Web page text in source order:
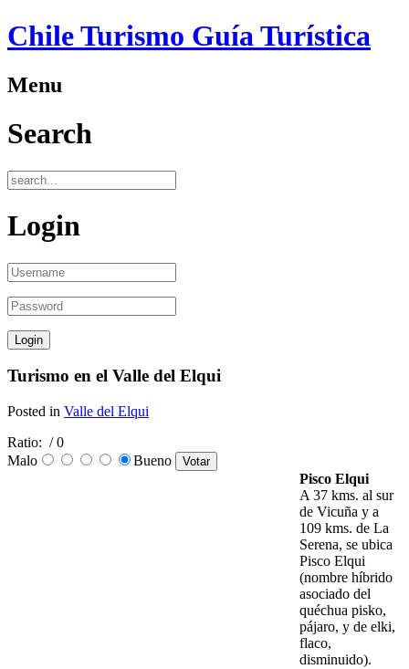
Chile Turismo Guía Turística
Menu
Search
Login
Turismo en el Valle del Elqui
Posted in Valle del Elqui
Ratio: / 0
Malo
Bueno
Pisco Elqui
A 37 kms. al sur
de Vicuña y a
109 kms. de La
Serena, se ubica
Pisco Elqui
(nombre híbrido
asociado del
quéchua pisko,
pájaro, y de elki,
flaco,
disminuido).